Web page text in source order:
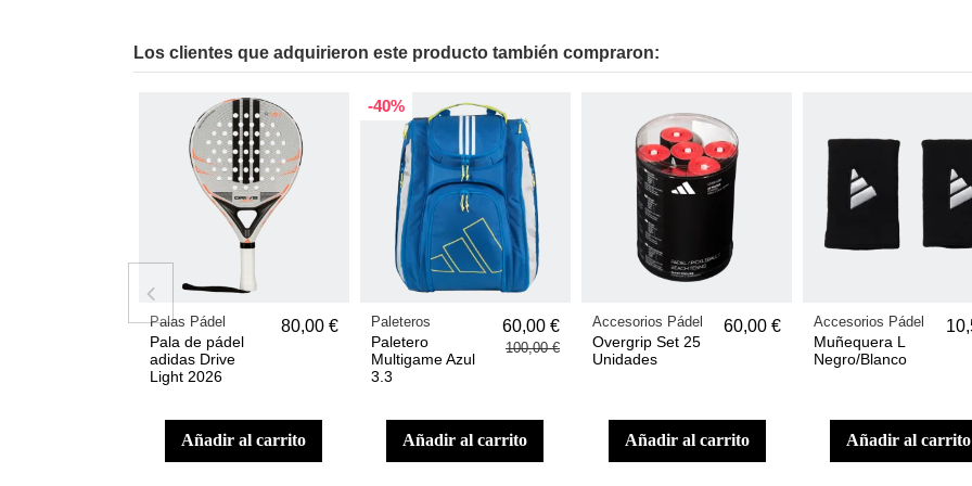
Los clientes que adquirieron este producto también compraron:
Palas Pádel
Pala de pádel
adidas Drive
Light 2026
80,00 €
añadir al carrito
-40%
Paleteros
Paletero
Multigame Azul
3.3
60,00 €
100,00 €
añadir al carrito
Accesorios Pádel
Overgrip Set 25
Unidades
60,00 €
añadir al carrito
Accesorios Pádel
Muñequera L
Negro/Blanco
añadir al carrito